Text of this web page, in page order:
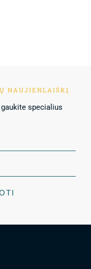
NAUJIENLAIŠKĮ
specialius